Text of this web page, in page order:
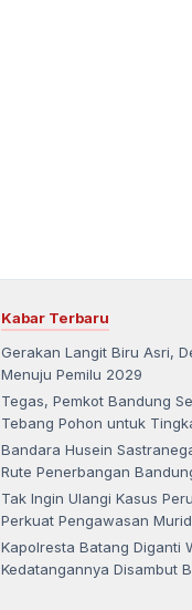
Kabar Terbaru
Gerakan Langit Biru Asri,
Menuju Pemilu 2029
Tegas, Pemkot Bandung
Tebang Pohon untuk
Bandara Husein
Rute Penerbangan
Tak Ingin Ulangi Kasus
Perkuat Pengawasan Murid
Kapolresta Batang Diganti
Kedatangannya Disambut